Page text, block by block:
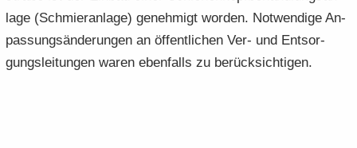
la­ge (Schmier­an­la­ge) ge­neh­migt wor­den. Not­wen­di­ge An­
pas­sungs­än­de­run­gen an öf­fent­li­chen Ver- und Ent­sor­
gungs­lei­tun­gen waren eben­falls zu be­rück­sich­ti­gen.